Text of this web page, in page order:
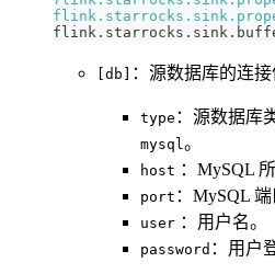
[db] ：源数据库的连接
type ：源数据库
mysql 。
host ：MySQL
port ：MySQL
user ：用户名。
password ：用户